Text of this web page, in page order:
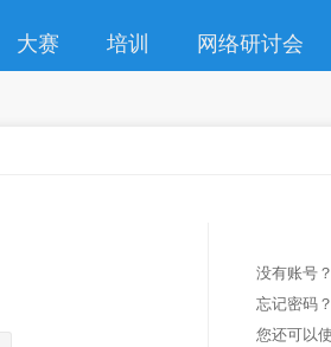
大赛 培训 网络研讨会
没有账号？
忘记密码？
您还可以